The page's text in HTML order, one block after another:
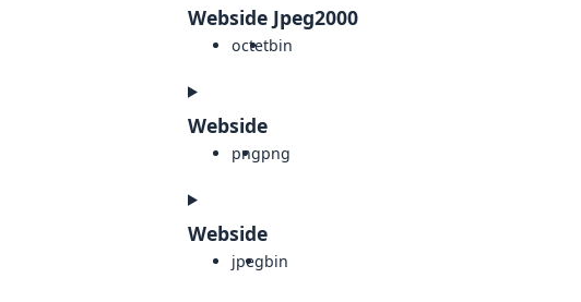
Webside Jpeg2000
octetbin
Webside
pngpng
Webside
jpegbin